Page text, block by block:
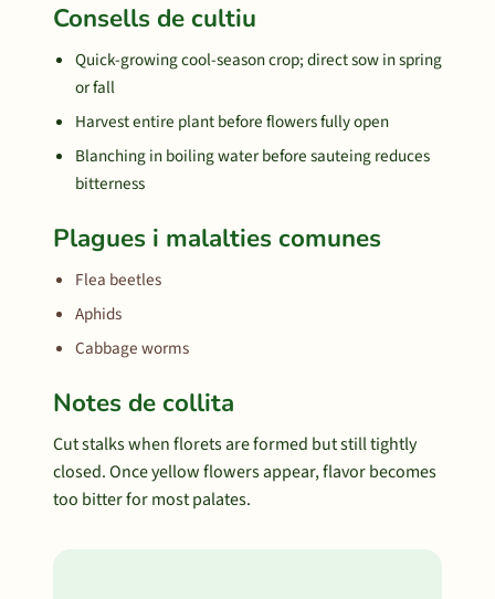
Consells de cultiu
Quick-growing cool-season crop; direct sow in spring
or fall
Harvest entire plant before flowers fully open
Blanching in boiling water before sauteing reduces
bitterness
Plagues i malalties comunes
Flea beetles
Aphids
Cabbage worms
Notes de collita
Cut stalks when florets are formed but still tightly
closed. Once yellow flowers appear, flavor becomes
too bitter for most palates.